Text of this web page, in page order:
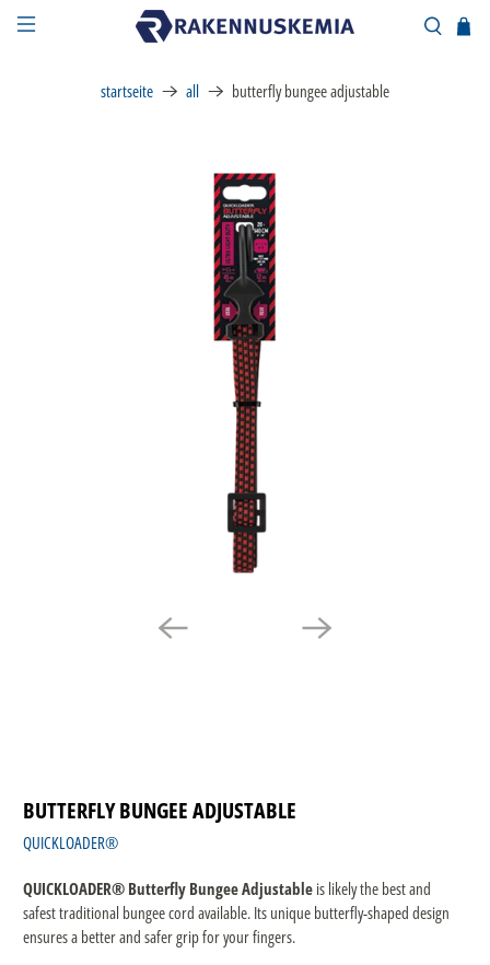
startseite all butterfly bungee adjustable
BUTTERFLY BUNGEE ADJUSTABLE
QUICKLOADER®
QUICKLOADER® Butterfly Bungee Adjustable is likely the best and
safest traditional bungee cord available. Its unique butterfly-shaped design
ensures a better and safer grip for your fingers.